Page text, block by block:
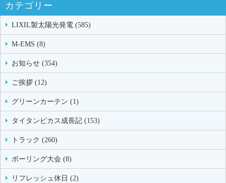
カテゴリー
LIXIL製太陽光発電 (585)
M-EMS (8)
お知らせ (354)
ご挨拶 (12)
グリーンカーテン (1)
タイタンビカス成長記 (153)
トラック (260)
ボーリング大会 (8)
リフレッシュ休日 (2)